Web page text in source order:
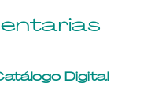
Digital